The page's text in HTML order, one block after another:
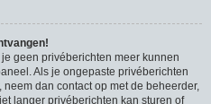
geen privéberichten meer kunnen
Als je ongepaste privéberichten
dan contact op met de beheerder,
langer privéberichten kan sturen of